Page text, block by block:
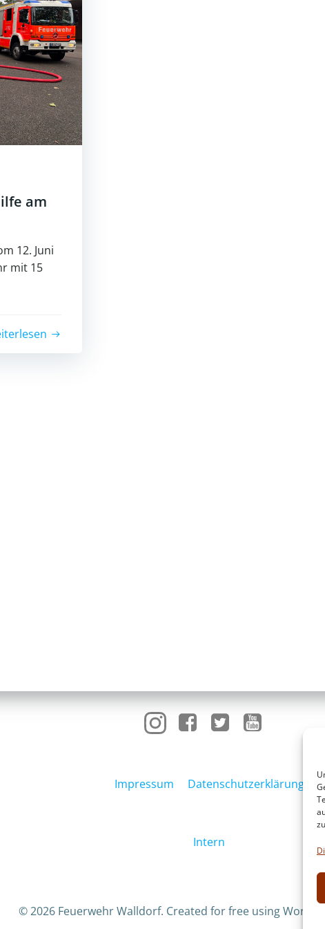
am
12. Juni
mit 15
Impressum Datenschutzerklärung
Intern
© 2026 Feuerwehr Walldorf. Created for free using